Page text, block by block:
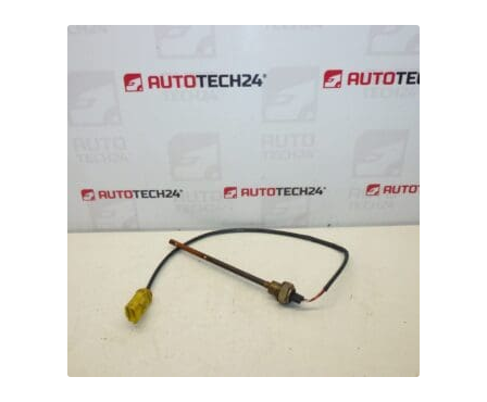
Kontakt
Reklamationsprocedur
senaste